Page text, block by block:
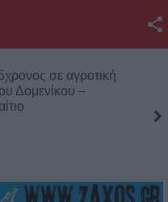
Twitter
RSS
σε αγροτική
Δομενίκου –